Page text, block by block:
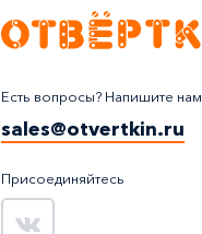
Есть вопросы? Напишите нам
sales@otvertkin.ru
Присоединяйтесь